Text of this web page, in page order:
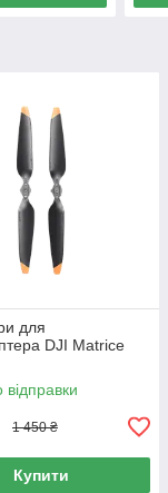
для
DJI Matrice
відправки
1 450 ₴
Купити